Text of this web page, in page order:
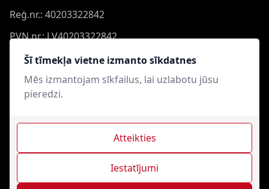
Šī tīmekļa vietne izmanto sīkdatnes
Mēs izmantojam sīkfailus, lai uzlabotu jūsu
pieredzi.
Iestatījumi
Atteikties
Reģ.nr.: 40203322842
PVN nr.: LV40203322842
Banka: Swedbank AS
Konts: LV44HABA0551050864473
Swift: HABALV22
Mūzikas Centrs © 2021-2026. Visas tiesības aizsargātas.